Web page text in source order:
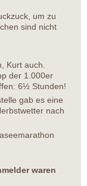
um zu
sind nicht
Kurt auch.
der 1.000er
6½ Stunden!
gab es eine
nach
waren